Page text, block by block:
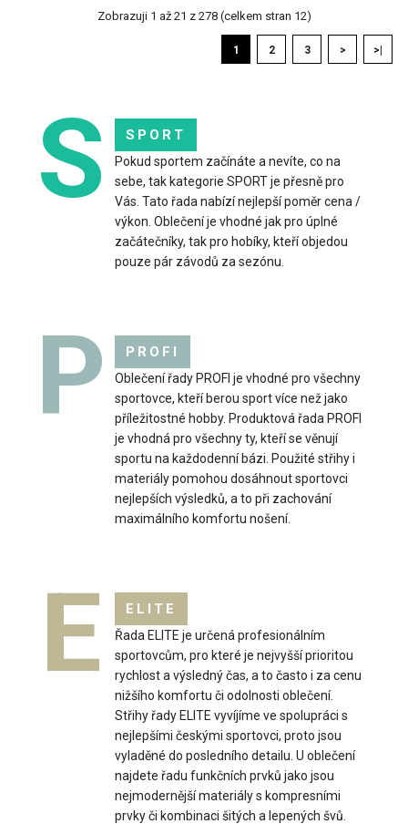
799 Kč
Beachvolejbalový top SOWIRA červenomodrý #2Top SOWIRA
je navržený pro intenzivní hru na písku i v ho..
Beachvolejbalový top WIRTO
799 Kč
Beachvolejbalový top WIRTOTop WIRTO je navržený pro hru na
rozpáleném písku i dlouhé letní dny na hř..
Zobrazuji 1 až 21 z 278 (celkem stran 12)
1 2 3 > >|
S SPORT
Pokud sportem začínáte a nevíte, co na
sebe, tak kategorie SPORT je přesně pro
Vás. Tato řada nabízí nejlepší poměr cena /
výkon. Oblečení je vhodné jak pro úplné
začátečníky, tak pro hobíky, kteří objedou
pouze pár závodů za sezónu.
P PROFI
Oblečení řady PROFI je vhodné pro všechny
sportovce, kteří berou sport více než jako
příležitostné hobby. Produktová řada PROFI
je vhodná pro všechny ty, kteří se věnují
sportu na každodenní bázi. Použité střihy i
materiály pomohou dosáhnout sportovci
nejlepších výsledků, a to při zachování
maximálního komfortu nošení.
E ELITE
Řada ELITE je určená profesionálním
sportovcům, pro které je nejvyšší prioritou
rychlost a výsledný čas, a to často i za cenu
nižšího komfortu či odolnosti oblečení.
Střihy řady ELITE vyvíjíme ve spolupráci s
nejlepšími českými sportovci, proto jsou
vyladěné do posledního detailu. U oblečení
najdete řadu funkčních prvků jako jsou
nejmodernější materiály s kompresními
prvky či kombinaci šitých a lepených švů.